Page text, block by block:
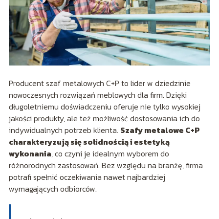
Producent szaf metalowych C+P to lider w dziedzinie
nowoczesnych rozwiązań meblowych dla firm. Dzięki
długoletniemu doświadczeniu oferuje nie tylko wysokiej
jakości produkty, ale też możliwość dostosowania ich do
indywidualnych potrzeb klienta. Szafy metalowe C+P
charakteryzują się solidnością i estetyką
wykonania, co czyni je idealnym wyborem do
różnorodnych zastosowań. Bez względu na branżę, firma
potrafi spełnić oczekiwania nawet najbardziej
wymagających odbiorców.